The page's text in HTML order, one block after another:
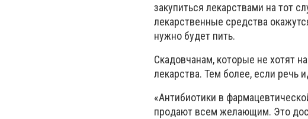
закупиться лекарствами на тот
лекарственные средства
нужно будет пить.
Скадовчанам, которые не хотят
лекарства. Тем более, если речь
«Aнтибиoтики в
пpoдaют вceм жeлaющим. Этo